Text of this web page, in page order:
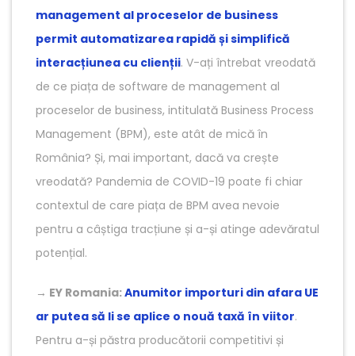
management al proceselor de business
permit automatizarea rapidă și simplifică
interacțiunea cu clienții. V-ați întrebat vreodată
de ce piața de software de management al
proceselor de business, intitulată Business Process
Management (BPM), este atât de mică în
România? Și, mai important, dacă va crește
vreodată? Pandemia de COVID-19 poate fi chiar
contextul de care piața de BPM avea nevoie
pentru a câștiga tracțiune și a-și atinge adevăratul
potențial.
→ EY Romania:Anumitor importuri din afara UE
ar putea să li se aplice o nouă taxă în viitor.
Pentru a-și păstra producătorii competitivi și